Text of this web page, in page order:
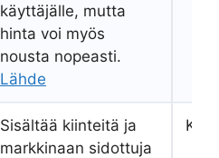
käyttäjälle, mutta
hinta voi myös
nousta nopeasti.
Lähde
Sisältää kiinteitä ja
markkinaan sidottuja